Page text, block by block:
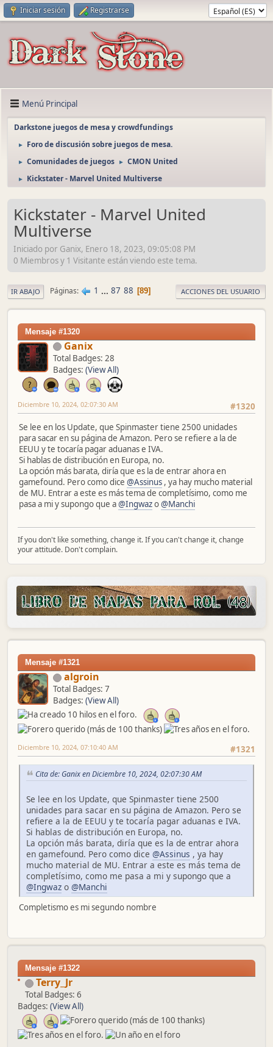
Iniciar sesión Registrarse
Menú Principal
Darkstone juegos de mesa y crowdfundings
► Foro de discusión sobre juegos de mesa.
► Comunidades de juegos ► CMON United
► Kickstater - Marvel United Multiverse
Kickstater - Marvel United
Multiverse
Iniciado por Ganix, Enero 18, 2023, 09:05:08 PM
0 Miembros y 1 Visitante están viendo este tema.
IR ABAJO Páginas 1 ... 87 88 89 ACCIONES DEL USUARIO
Mensaje #1320
Ganix
Total Badges: 28
Badges: (View All)
#1320
Diciembre 10, 2024, 02:07:30 AM
Se lee en los Update, que Spinmaster tiene 2500 unidades
para sacar en su página de Amazon. Pero se refiere a la de
EEUU y te tocaría pagar aduanas e IVA.
Si hablas de distribución en Europa, no.
La opción más barata, diría que es la de entrar ahora en
gamefound. Pero como dice @Assinus , ya hay mucho material
de MU. Entrar a este es más tema de completísimo, como me
pasa a mi y supongo que a@Ingwazo@Manchi
If you don't like something, change it. If you can't change it, change
your attitude. Don't complain.
Mensaje #1321
algroin
Total Badges: 7
Badges: (View All)
#1321
Diciembre 10, 2024, 07:10:40 AM
Cita de: Ganix en Diciembre 10, 2024, 02:07:30 AM
Se lee en los Update, que Spinmaster tiene 2500
unidades para sacar en su página de Amazon. Pero se
refiere a la de EEUU y te tocaría pagar aduanas e IVA.
Si hablas de distribución en Europa, no.
La opción más barata, diría que es la de entrar ahora
en gamefound. Pero como dice @Assinus , ya hay
mucho material de MU. Entrar a este es más tema de
completísimo, como me pasa a mi y supongo que a
@Ingwaz o @Manchi
Completismo es mi segundo nombre
Mensaje #1322
Terry_Jr
Total Badges: 6
Badges: (View All)